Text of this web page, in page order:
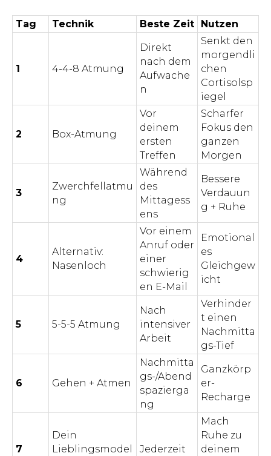
Tag Technik Beste Zeit Nutzen
1 4-4-8 Atmung
Direkt
nach dem
Aufwache
n
Senkt den
morgendli
chen
Cortisolsp
iegel
2 Box-Atmung
Vor
deinem
ersten
Treffen
Scharfer
Fokus den
ganzen
Morgen
3
Zwerchfellatmu
ng
Während
des
Mittagess
ens
Bessere
Verdauun
g + Ruhe
4
Alternativ:
Nasenloch
Vor einem
Anruf oder
einer
schwierig
en E-Mail
Emotional
es
Gleichgew
icht
5 5-5-5 Atmung
Nach
intensiver
Arbeit
Verhinder
t einen
Nachmitta
gs-Tief
6 Gehen + Atmen
Nachmitta
gs-/Abend
spazierga
ng
Ganzkörp
er-
Recharge
7
Dein
Lieblingsmodel
Jederzeit
Mach
Ruhe zu
deinem